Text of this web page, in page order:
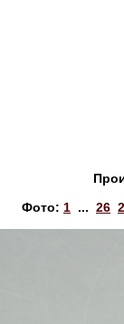
Фото: 1 ... 26